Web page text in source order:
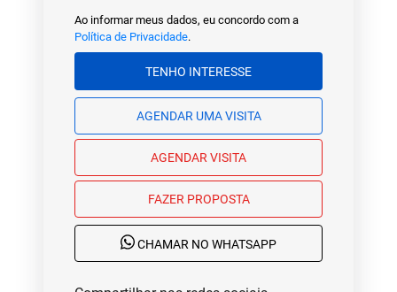
Ao informar meus dados, eu concordo com a
Política de Privacidade.
TENHO INTERESSE
AGENDAR UMA VISITA
AGENDAR VISITA
FAZER PROPOSTA
CHAMAR NO WHATSAPP